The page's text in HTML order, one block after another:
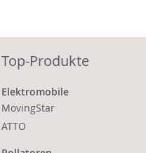
Top-Produkte
Elektromobile
MovingStar
ATTO